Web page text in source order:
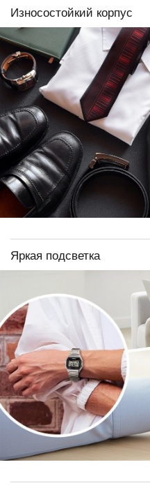
Износостойкий корпус
Яркая подсветка